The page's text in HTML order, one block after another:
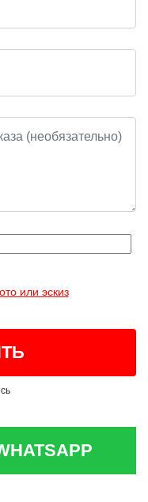
или эскиз